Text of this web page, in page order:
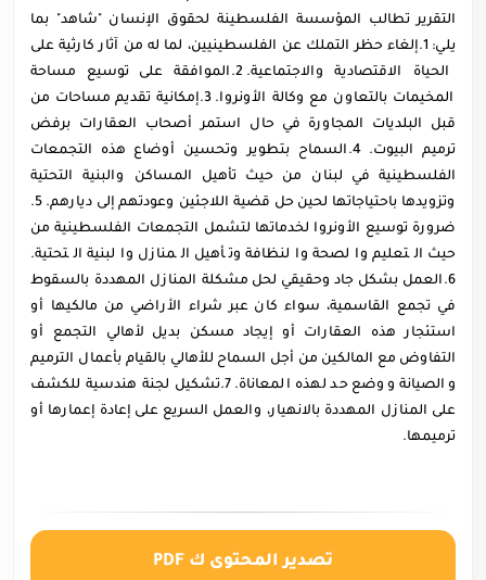
التقرير تطالب المؤسسة الفلسطينة لحقوق الإنسان "شاهد" بما
يلي: 1.إلغاء حظر التملك عن الفلسطينيين، لما له من آثار كارثية على
الحياة الاقتصادية والاجتماعية. 2.الموافقة على توسيع مساحة
المخيمات بالتعاون مع وكالة الأونروا. 3.إمكانية تقديم مساحات من
قبل البلديات المجاورة في حال استمر أصحاب العقارات برفض
ترميم البيوت. 4.السماح بتطوير وتحسين أوضاع هذه التجمعات
الفلسطينية في لبنان من حيث تأهيل المساكن والبنية التحتية
وتزويدها باحتياجاتها لحين حل قضية اللاجئين وعودتهم إلى ديارهم. 5.
ضرورة توسيع الأونروا لخدماتها لتشمل التجمعات الفلسطينية من
حيث التعليم والصحة والنظافة وتأهيل المنازل والبنية التحتية.
6.العمل بشكل جاد وحقيقي لحل مشكلة المنازل المهددة بالسقوط
في تجمع القاسمية، سواء كان عبر شراء الأراضي من مالكيها أو
استئجار هذه العقارات أو إيجاد مسكن بديل لأهالي التجمع أو
التفاوض مع المالكين من أجل السماح للأهالي بالقيام بأعمال الترميم
والصيانة ووضع حد لهذه المعاناة. 7.تشكيل لجنة هندسية للكشف
على المنازل المهددة بالانهيار، والعمل السريع على إعادة إعمارها أو
ترميمها.
تصدير المحتوى ك PDF